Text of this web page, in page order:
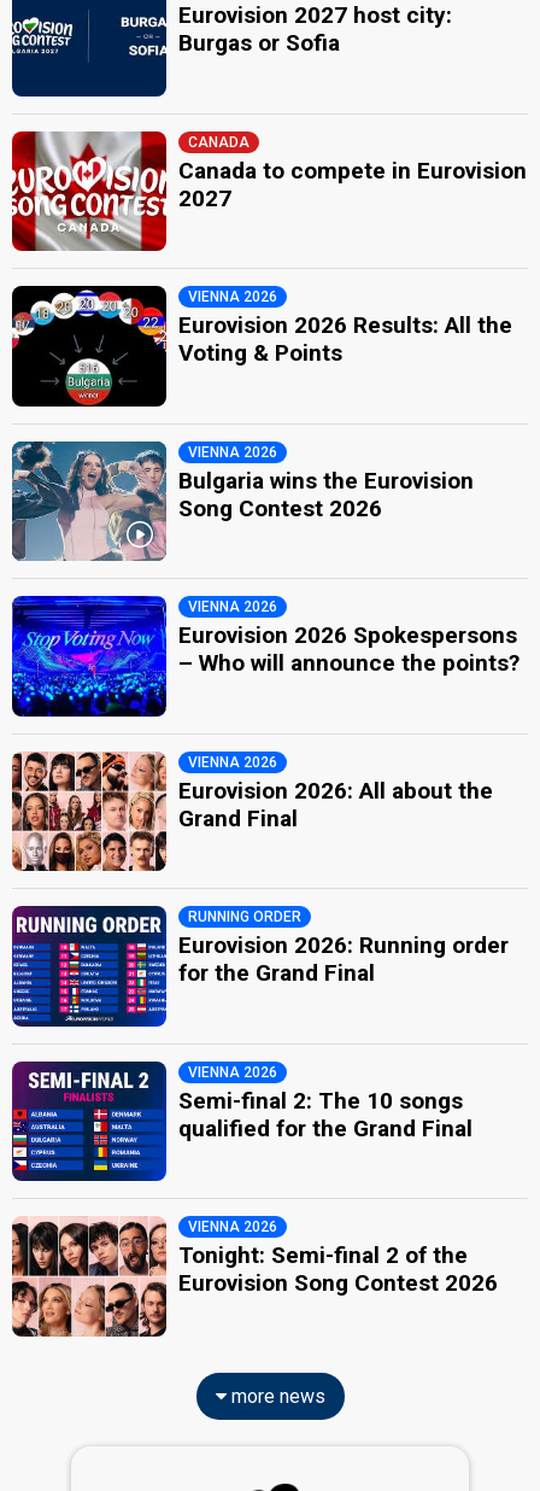
Eurovision 2027 host city:
Burgas or Sofia
CANADA
Canada to compete in Eurovision
2027
VIENNA 2026
Eurovision 2026 Results: All the
Voting & Points
VIENNA 2026
Bulgaria wins the Eurovision
Song Contest 2026
VIENNA 2026
Eurovision 2026 Spokespersons
– Who will announce the points?
VIENNA 2026
Eurovision 2026: All about the
Grand Final
RUNNING ORDER
Eurovision 2026: Running order
for the Grand Final
VIENNA 2026
Semi-final 2: The 10 songs
qualified for the Grand Final
VIENNA 2026
Tonight: Semi-final 2 of the
Eurovision Song Contest 2026
more news